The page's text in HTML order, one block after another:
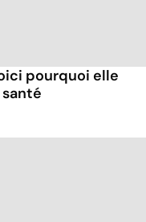
pourquoi elle